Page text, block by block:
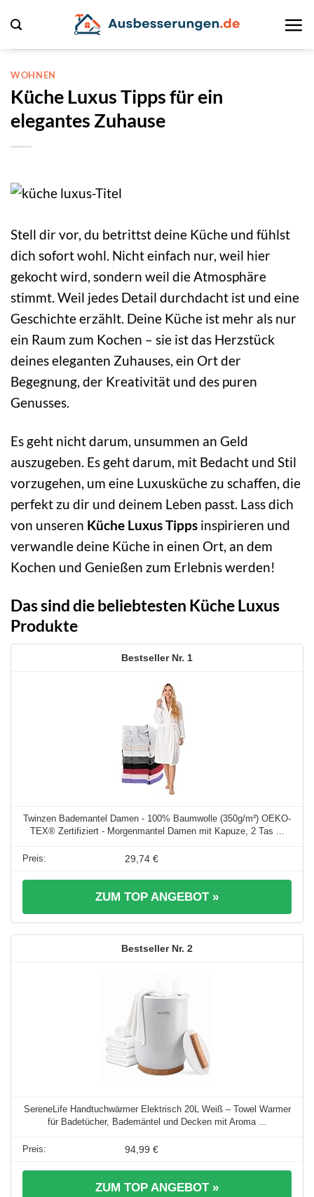
Inhalt
springen
WOHNEN
Küche Luxus Tipps für ein
elegantes Zuhause
Stell dir vor, du betrittst deine Küche und fühlst
dich sofort wohl. Nicht einfach nur, weil hier
gekocht wird, sondern weil die Atmosphäre
stimmt. Weil jedes Detail durchdacht ist und eine
Geschichte erzählt. Deine Küche ist mehr als nur
ein Raum zum Kochen – sie ist das Herzstück
deines eleganten Zuhauses, ein Ort der
Begegnung, der Kreativität und des puren
Genusses.
Es geht nicht darum, unsummen an Geld
auszugeben. Es geht darum, mit Bedacht und Stil
vorzugehen, um eine Luxusküche zu schaffen, die
perfekt zu dir und deinem Leben passt. Lass dich
von unseren Küche Luxus Tipps inspirieren und
verwandle deine Küche in einen Ort, an dem
Kochen und Genießen zum Erlebnis werden!
Das sind die beliebtesten Küche Luxus
Produkte
1
Twinzen Bademantel Damen - 100% Baumwolle (350g/m²) OEKO-
TEX® Zertifiziert - Morgenmantel Damen mit Kapuze, 2 Tas ...
29,74 €
ZUM TOP ANGEBOT »
2
SereneLife Handtuchwärmer Elektrisch 20L Weiß – Towel Warmer
für Badetücher, Bademäntel und Decken mit Aroma ...
94,99 €
ZUM TOP ANGEBOT »